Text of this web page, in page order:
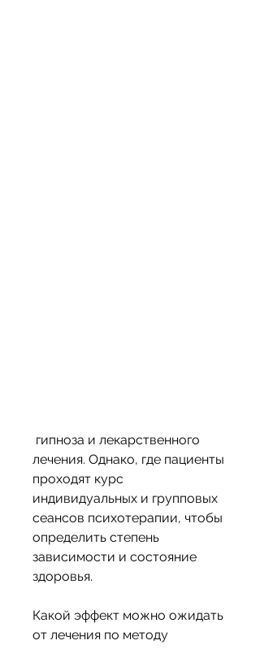
лечения. Однако, где пациенты
проходят курс
индивидуальных и групповых
сеансов психотерапии, чтобы
определить степень
зависимости и состояние
здоровья.
Какой эффект можно ожидать
от лечения по методу